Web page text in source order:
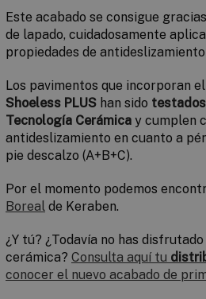
Este acabado se consigue
de lapado, cuidadosamente
propiedades de
Los pavimentos que incorporan
Shoeless PLUS han sido
Tecnología Cerámica y cumplen
antideslizamiento en cuanto a
pie descalzo (A+B+C).
Por el momento podemos
Boreal de Keraben.
¿Y tú? ¿Todavía no has
cerámica? Consulta aquí tu
conocer el nuevo acabado de